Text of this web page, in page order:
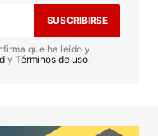
SUSCRIBIRSE
que ha leído y
y Términos de uso.